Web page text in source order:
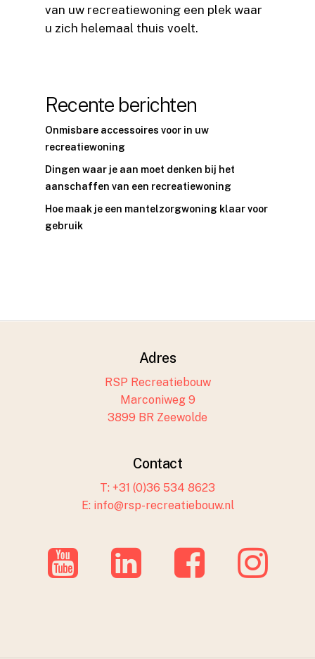
van uw recreatiewoning een plek waar
u zich helemaal thuis voelt.
Recente berichten
Onmisbare accessoires voor in uw
recreatiewoning
Dingen waar je aan moet denken bij het
aanschaffen van een recreatiewoning
Hoe maak je een mantelzorgwoning klaar voor
gebruik
Adres
RSP Recreatiebouw
Marconiweg 9
3899 BR Zeewolde
Contact
T: +31 (0)36 534 8623
E: info@rsp-recreatiebouw.nl